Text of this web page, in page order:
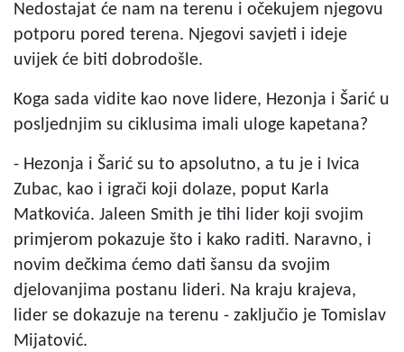
Nedostajat će nam na terenu i očekujem njegovu
potporu pored terena. Njegovi savjeti i ideje
uvijek će biti dobrodošle.
Koga sada vidite kao nove lidere, Hezonja i Šarić u
posljednjim su ciklusima imali uloge kapetana?
- Hezonja i Šarić su to apsolutno, a tu je i Ivica
Zubac, kao i igrači koji dolaze, poput Karla
Matkovića. Jaleen Smith je tihi lider koji svojim
primjerom pokazuje što i kako raditi. Naravno, i
novim dečkima ćemo dati šansu da svojim
djelovanjima postanu lideri. Na kraju krajeva,
lider se dokazuje na terenu - zaključio je Tomislav
Mijatović.